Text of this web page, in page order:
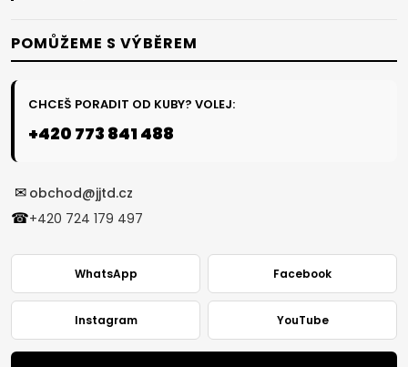
POMŮŽEME S VÝBĚREM
CHCEŠ PORADIT OD KUBY? VOLEJ:
+420 773 841 488
✉ obchod@jjtd.cz
☎+420 724 179 497
WhatsApp Facebook
Instagram YouTube